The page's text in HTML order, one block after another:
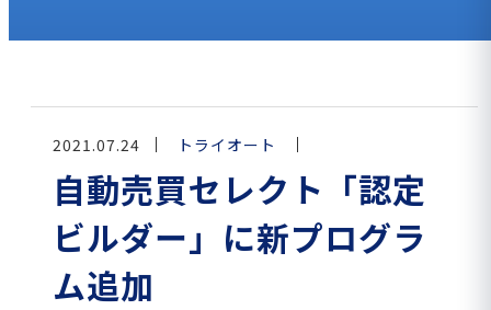
2021.07.24 トライオート
自動売買セレクト「認定
ビルダー」に新プログラ
ム追加